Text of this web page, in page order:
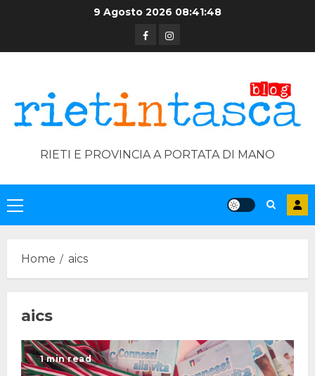
9 Agosto 2026 08:41:48
FacebookInstagram
RIETI E PROVINCIA A PORTATA DI MANO
Primary
Menu
Home aics
aics
1 min read